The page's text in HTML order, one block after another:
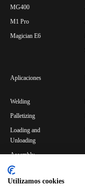
MG400
M1 Pro
Magician E6
Aplicaciones
Welding
Palletizing
Loading and
Unloading
Assembly
Bin Picking
Gluing
Utilizamos cookies